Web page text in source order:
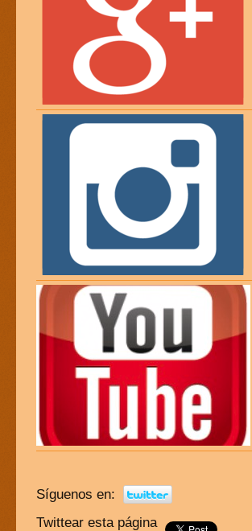
Síguenos en:
Twittear esta página